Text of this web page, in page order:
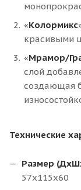
«Колормикс
красивыми
«Мрамор/
слой
создающая
Технические
Размер
57х115х60